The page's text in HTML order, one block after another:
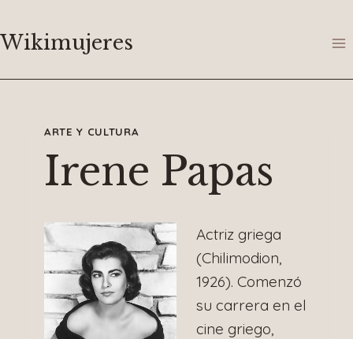
al
Wikimujeres
ARTE Y CULTURA
Irene Papas
Actriz griega
(Chilimodion,
1926). Comenzó
su carrera en el
cine griego,